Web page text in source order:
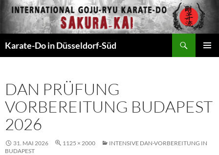
Zum
Inhalt
springen
Karate-Do in Düsseldorf-Süd
DAN PRÜFUNG
VORBEREITUNG BUDAPEST
2026
31. MAI 2026 1125 × 2000
INTENSIVE DAN-VORBEREITUNG IN
BUDAPEST